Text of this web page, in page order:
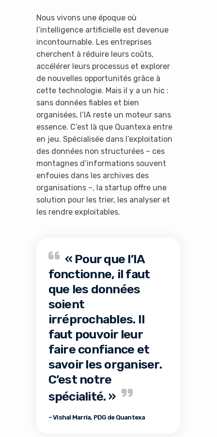
Nous vivons une époque où
l’intelligence artificielle est devenue
incontournable. Les entreprises
cherchent à réduire leurs coûts,
accélérer leurs processus et explorer
de nouvelles opportunités grâce à
cette technologie. Mais il y a un hic :
sans données fiables et bien
organisées, l’IA reste un moteur sans
essence. C’est là que Quantexa entre
en jeu. Spécialisée dans l’exploitation
des données non structurées – ces
montagnes d’informations souvent
enfouies dans les archives des
organisations –, la startup offre une
solution pour les trier, les analyser et
les rendre exploitables.
« Pour que l’IA
fonctionne, il faut
que les données
soient
irréprochables. Il
faut pouvoir leur
faire confiance et
savoir les organiser.
C’est notre
spécialité. »
– Vishal Marria, PDG de Quantexa